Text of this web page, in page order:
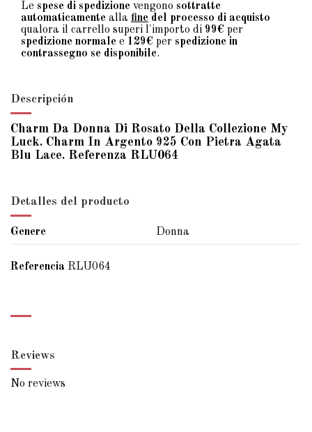
Le spese di spedizione vengono sottratte
automaticamente alla fine del processo di acquisto
qualora il carrello superi l'importo di 99€ per
spedizione normale e 129€ per spedizione in
contrassegno se disponibile.
Descripción
Charm Da Donna Di Rosato Della Collezione My
Luck. Charm In Argento 925 Con Pietra Agata
Blu Lace. Referenza RLU064
Detalles del producto
Genere Donna
Referencia RLU064
Reviews
No reviews